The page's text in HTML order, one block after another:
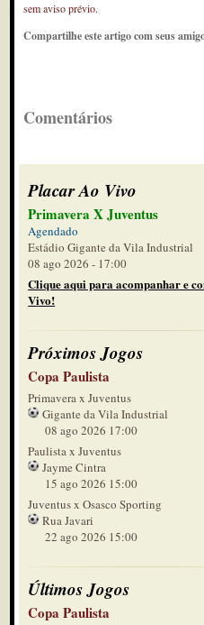
sem aviso prévio.
Compartilhe este artigo com seus
Comentários
Placar Ao Vivo
Primavera X Juventus
Agendado
Estádio Gigante da Vila Industrial
08 ago 2026 - 17:00
Clique aqui para acompanhar e
Vivo!
Próximos Jogos
Copa Paulista
Primavera x Juventus
Gigante da Vila Industrial
08 ago 2026 17:00
Paulista x Juventus
Jayme Cintra
15 ago 2026 15:00
Juventus x Osasco Sporting
Rua Javari
22 ago 2026 15:00
Últimos Jogos
Copa Paulista